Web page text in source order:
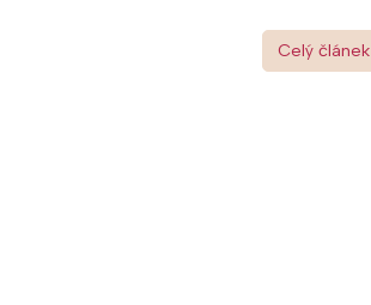
Celý článek